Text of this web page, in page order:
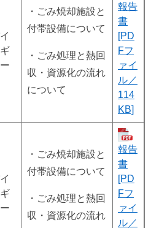
・ごみ焼却施設と
付帯設備について
・ごみ処理と熱回
収・資源化の流れ
について
報告
書
[PD
Fフ
ァイ
ル／
114
KB]
・ごみ焼却施設と
付帯設備について
・ごみ処理と熱回
収・資源化の流れ
報告
書
[PD
Fフ
ァイ
ル／